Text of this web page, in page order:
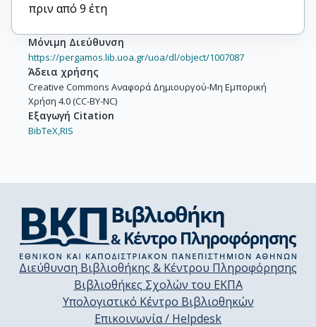
πριν από 9 έτη
Μόνιμη Διεύθυνση
https://pergamos.lib.uoa.gr/uoa/dl/object/1007087
Άδεια χρήσης
Creative Commons Αναφορά Δημιουργού-Μη Εμπορική
Χρήση 4.0 (CC-BY-NC)
Εξαγωγή Citation
BibTeX,RIS
Διεύθυνση Βιβλιοθήκης & Κέντρου Πληροφόρησης
Βιβλιοθήκες Σχολών του ΕΚΠΑ
Υπολογιστικό Κέντρο Βιβλιοθηκών
Επικοινωνία / Helpdesk